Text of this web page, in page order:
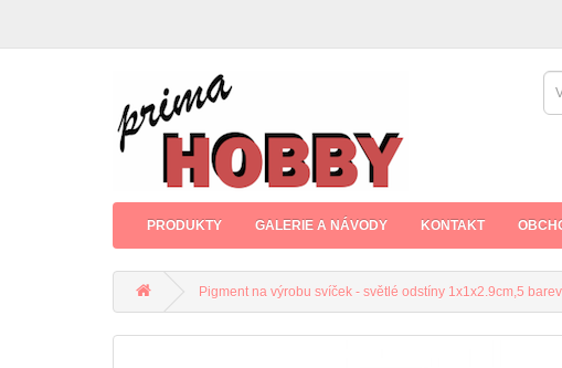
PRODUKTY GALERIE A NÁVODY KONTAKT
Pigment na výrobu svíček - světlé odstíny 1x1x2.9cm,5 barev